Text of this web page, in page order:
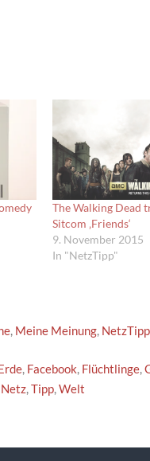
The Walking Dead
Sitcom ‚Friends‘
9. November 2015
In "NetzTipp"
, Meine Meinung, NetzTipp
, Facebook, Flüchtlinge,
Netz,Tipp,Welt